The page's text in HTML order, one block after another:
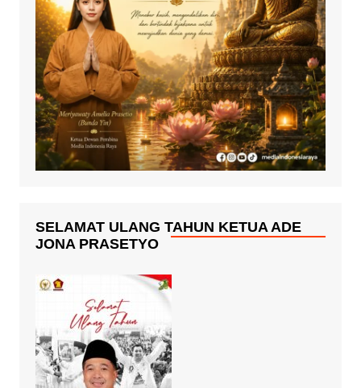
SELAMAT ULANG TAHUN KETUA ADE
JONA PRASETYO